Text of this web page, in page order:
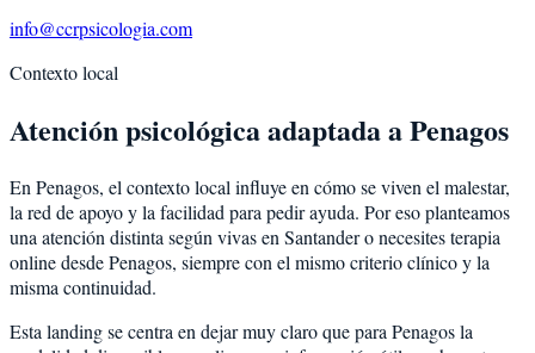
info@ccrpsicologia.com
Contexto local
Atención psicológica adaptada a Penagos
En Penagos, el contexto local influye en cómo se viven el malestar,
la red de apoyo y la facilidad para pedir ayuda. Por eso planteamos
una atención distinta según vivas en Santander o necesites terapia
online desde Penagos, siempre con el mismo criterio clínico y la
misma continuidad.
Esta landing se centra en dejar muy claro que para Penagos la